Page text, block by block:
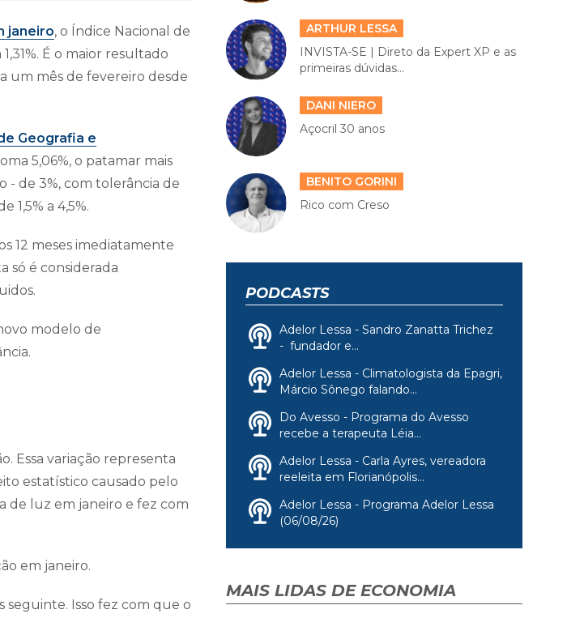
janeiro, o Índice Nacional de
É o maior resultado
um mês de fevereiro desde
Geografia e
5,06%, o patamar mais
- de 3%, com tolerância de
1,5% a 4,5%.
12 meses imediatamente
só é considerada
modelo de
Essa variação representa
estatístico causado pelo
de luz em janeiro e fez com
em janeiro.
seguinte. Isso fez com que o
ARTHUR LESSA
INVISTA-SE | Direto da Expert XP e as
primeiras dúvidas...
DANI NIERO
Açocril 30 anos
BENITO GORINI
Rico com Creso
PODCASTS
Adelor Lessa - Sandro Zanatta Trichez
- fundador e...
Adelor Lessa - Climatologista da Epagri,
Márcio Sônego falando...
Do Avesso - Programa do Avesso
recebe a terapeuta Léia...
Adelor Lessa - Carla Ayres, vereadora
reeleita em Florianópolis...
Adelor Lessa - Programa Adelor Lessa
(06/08/26)
MAIS LIDAS DE ECONOMIA